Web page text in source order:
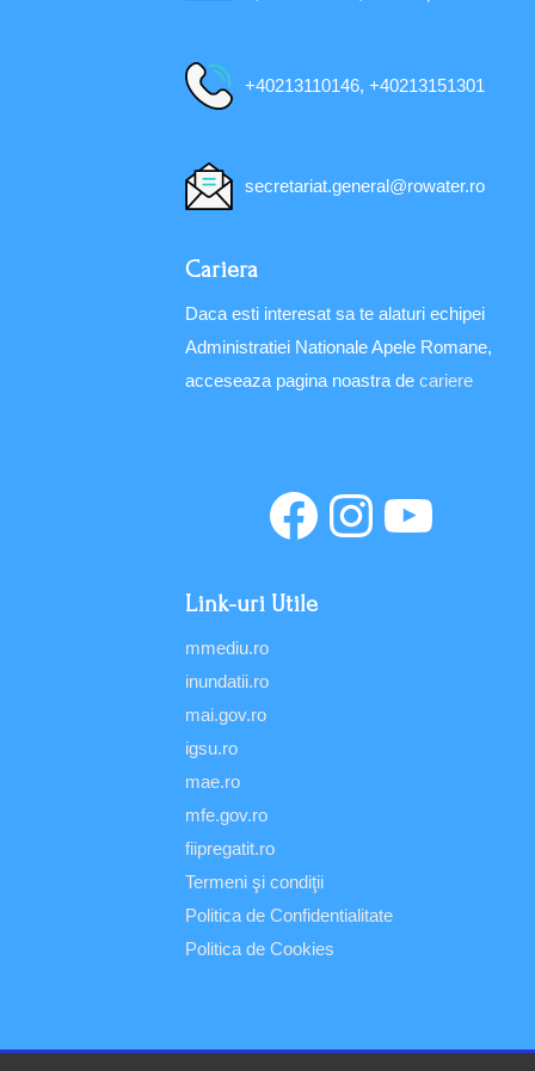
+40213110146, +40213151301
secretariat.general@rowater.ro
Cariera
Daca esti interesat sa te alaturi echipei
Administratiei Nationale Apele Romane,
acceseaza pagina noastra de cariere
Link-uri Utile
mmediu.ro
inundatii.ro
mai.gov.ro
igsu.ro
mae.ro
mfe.gov.ro
fiipregatit.ro
Termeni şi condiţii
Politica de Confidentialitate
Politica de Cookies